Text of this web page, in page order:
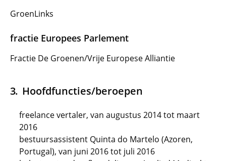
GroenLinks
fractie Europees Parlement
Fractie De Groenen/Vrije Europese Alliantie
Hoofdfuncties/beroepen
freelance vertaler, van augustus 2014 tot maart
2016
bestuursassistent Quinta do Martelo (Azoren,
Portugal), van juni 2016 tot juli 2016